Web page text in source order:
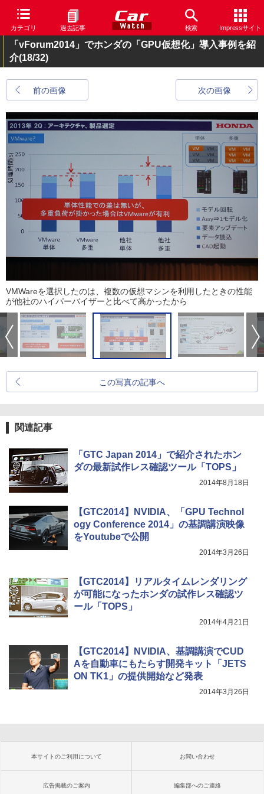
カテゴリ 過去記事 検索 Impressサイト
「vForum2014」でホンダの「GPU仮想化」導入事例を紹
介(18/32)
前の画像 次の画像
VMWareを選択したのは、複数の仮想マシンを利用したときの性能
が他社のハイパーバイザーと比べて高かったから
この写真の記事へ
関連記事
「GTC Japan 2014」で紹介されたホン
ダの最新試作レス確認ツール「TOPS」
2014年8月18日
【GTC2014】NVIDIA、「GPU Technol
ogy Conference 2014」の基調講演映像
をYoutubeで公開
2014年3月26日
【GTC2014】リアルタイムレンダリング
が可能になったホンダの試作レス確認ツ
ール「TOPS」
2014年4月21日
【GTC2014】NVIDIA、基調講演でCUD
Aを自動車にもたらす開発キット「JETS
ON TK1」の提供開始など発表
2014年3月26日
本サイトのご利用について お問い合わせ
広告掲載のご案内 編集部へのご連絡